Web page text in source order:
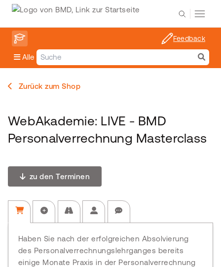
Alle
Feedback
Zurück zum Shop
WebAkademie: LIVE - BMD
Personalverrechnung Masterclass
zu den Terminen
Haben Sie nach der erfolgreichen Absolvierung
des Personalverrechnungslehrganges bereits
einige Monate Praxis in der Personalverrechnung